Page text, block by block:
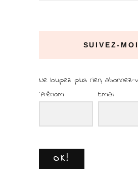
SUIVEZ-
Ne loupez plus rien, abonnez-
Prénom
Email
OK!